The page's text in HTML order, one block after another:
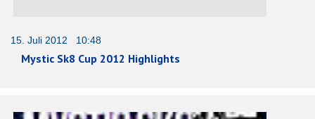
15. Juli 2012 10:48
Mystic Sk8 Cup 2012 Highlights